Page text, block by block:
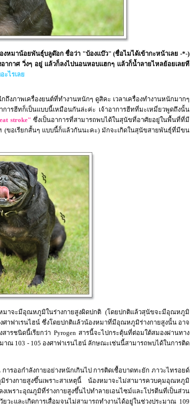
หมาน้อยพันธุ์บลูด๊อก ชื่อว่า "บ้องแบ๊ว" (ชื่อไมได้เข้ากะหน้าเลย -*-)
ากาศ วิ่งๆ อยู่ แล้วก็ลงไปนอนหอบแฮกๆ แล้วก็น้ำลายไหลย้อยเลยที
ไรเลย
งภาพเครื่องยนต์ที่ทำงานหนักๆ ดูสิคะ เวลาเครื่องทำงานหนักมากๆ
ารฮีทก็เป็นแบบนี้เหมือนกันล่ะค่ะ เจ้าอาการฮีทที่มะเหมี่ยวพูดถึงนั้น
stroke" ซึ่งเป็นอาการที่สามารถพบได้ในสุนัขที่อาศัยอยู่ในพื้นที่ที่มี
(ขอเรียกสั้นๆ แบบนี้ก็แล้วกันนะคะ) มักจะเกิดในสุนัขสายพันธุ์ที่มีขน
จะมีอุณหภูมิในร่างกายสูงผิดปกติ (โดยปกติแล้วสุนัขจะมีอุณหภูมิ
งศาฟาเรนไฮน์ ซึ่งโดยปกติแล้วน้องหมาที่มีอุณหภูมิร่างกายสูงนั้น อาจ
สารชนิดนี้เรียกว่า Pyrogenสารนี้จะไปกระตุ้นที่ต่อมใต้สมองผ่านทาง
ณ 103 - 105 องศาฟาเรนไฮน์ ลักษณะเช่นนี้สามารถพบได้ในการติด
รออกำลังกายอย่างหนักเกินไป การติดเชื้อบาดทะยัก ภาวะไทรอยด์
งกายสูงขึ้นเพราะสาเหตุนี้ น้องหมาจะไม่สามารควบคุมอุณหภูมิ
พราะอุณภูมิที่ร่างกายสูงขึ้นไปทำลายเอนไซม์และโปรตีนที่เป็นส่วน
ะและเกิดการเสื่อมจนไม่สามารถทำงานได้อยู่ในช่วงประมาณ 109